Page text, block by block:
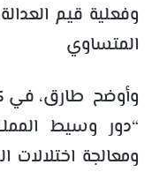
وفعلية قيم
وأوضح طارق، في
“دور وسيط
ومعالجة اختلالات